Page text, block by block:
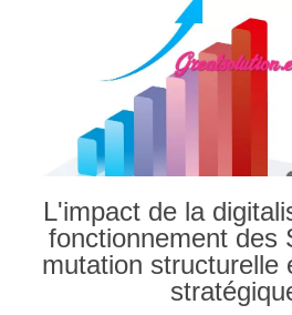
L'impact de la
fonctionnement des
mutation structurelle